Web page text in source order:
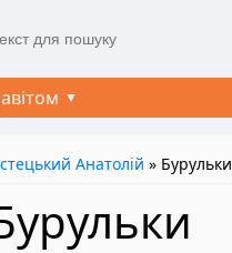
Анатолій » Бурульки